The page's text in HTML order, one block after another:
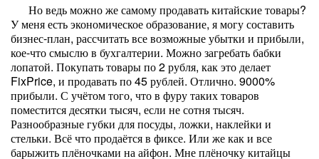
Но ведь можно же самому продавать китайские товары?
У меня есть экономическое образование, я могу составить
бизнес-план, рассчитать все возможные убытки и прибыли,
кое-что смыслю в бухгалтерии. Можно загребать бабки
лопатой. Покупать товары по 2 рубля, как это делает
FixPrice, и продавать по 45 рублей. Отлично. 9000%
прибыли. С учётом того, что в фуру таких товаров
поместится десятки тысяч, если не сотня тысяч.
Разнообразные губки для посуды, ложки, наклейки и
стельки. Всё что продаётся в фиксе. Или же как и все
барыжить плёночками на айфон. Мне плёночку китайцы